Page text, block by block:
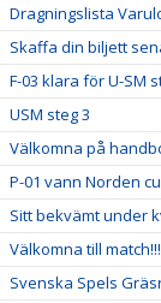
Dragningslista
Skaffa din biljett
F-03 klara för U-SM
USM steg 3
Välkomna på
P-01 vann Norden
Sitt bekvämt under
Välkomna till match!!!
Svenska Spels